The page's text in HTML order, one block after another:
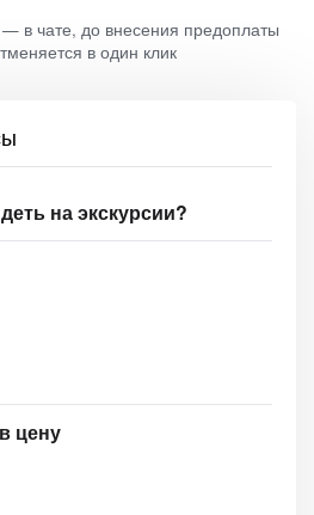
в чате, до внесения предоплаты
в один клик
на экскурсии?
цену